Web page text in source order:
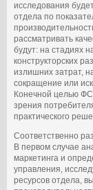
исследования
отдела по
рассматривать
будут: на стадиях
конструкторских
излишних затрат,
сокращение или
Конечной целью
зрения
практического
Соответственно
В первом случае
маркетинга и
управления,
ресурсов отдела,